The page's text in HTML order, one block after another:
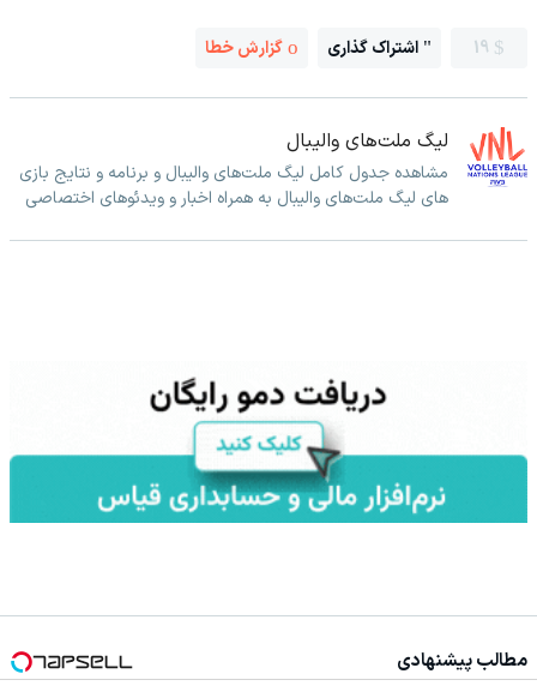
19 اشتراک گذاری گزارش خطا
لیگ ملت‌های والیبال
مشاهده جدول کامل لیگ ملت‌های والیبال و برنامه و نتایج بازی
های لیگ ملت‌های والیبال به همراه اخبار و ویدئوهای اختصاصی
مطالب پیشنهادی